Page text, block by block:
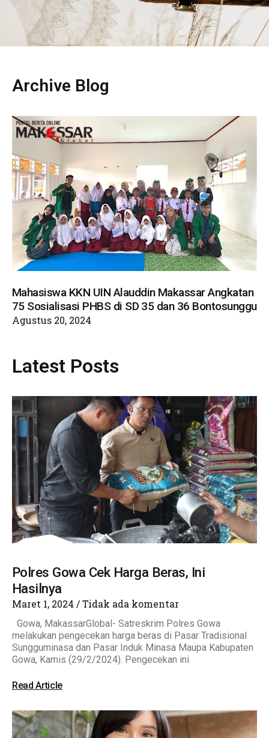
Archive Blog
Mahasiswa KKN UIN Alauddin Makassar Angkatan
75 Sosialisasi PHBS di SD 35 dan 36 Bontosunggu
Agustus 20, 2024
Latest Posts
Polres Gowa Cek Harga Beras, Ini
Hasilnya
Maret 1, 2024 Tidak ada komentar
Gowa, MakassarGlobal- Satreskrim Polres Gowa
melakukan pengecekan harga beras di Pasar Tradisional
Sungguminasa dan Pasar Induk Minasa Maupa Kabupaten
Gowa, Kamis (29/2/2024). Pengecekan ini
Read Article